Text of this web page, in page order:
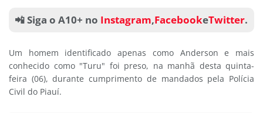
📲 Siga o A10+ no Instagram,FacebookeTwitter.
Um homem identificado apenas como Anderson e mais
conhecido como "Turu" foi preso, na manhã desta quinta-
feira (06), durante cumprimento de mandados pela Polícia
Civil do Piauí.